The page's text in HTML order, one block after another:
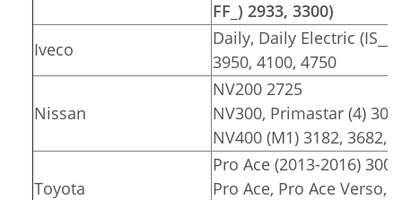
FF_) 2933, 3300)
Iveco
Daily, Daily Electric
3950, 4100, 4750
Nissan
NV200 2725
NV300, Primastar (4)
NV400 (M1) 3182, 3682,
Toyota
Pro Ace (2013-2016)
Pro Ace, Pro Ace Verso,